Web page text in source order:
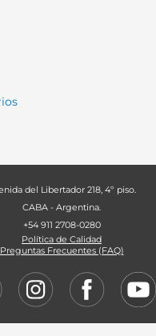
del Libertador 218, 4º piso.
CABA - Argentina.
+54 911 2708-0280
Política de Calidad
Preguntas Frecuentes (FAQ)